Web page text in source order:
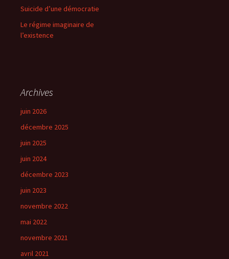
Suicide d’une démocratie
Le régime imaginaire de
l’existence
Archives
juin 2026
décembre 2025
juin 2025
juin 2024
décembre 2023
juin 2023
novembre 2022
mai 2022
novembre 2021
avril 2021